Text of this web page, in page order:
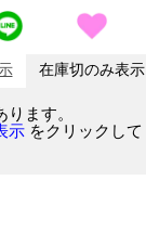
在庫切のみ表示
ます。
示 をクリックして